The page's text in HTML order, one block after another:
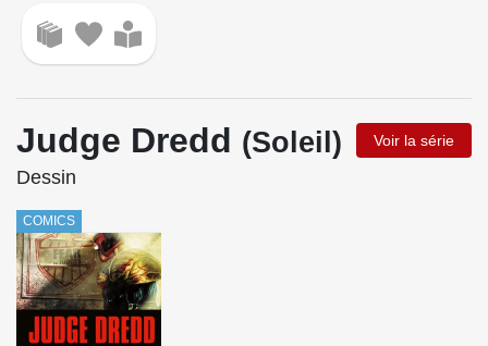
Judge Dredd (Soleil) Voir la série
Dessin
COMICS